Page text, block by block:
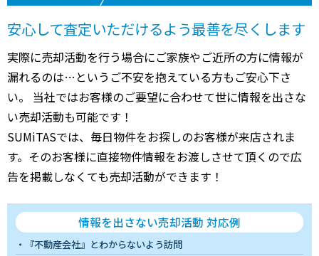
安心して査定いただけるよう最善を尽くします
実際に売却活動を行う場合にご家族やご近所の方に情報が
漏れるのは…というご不安を抱えている方もご安心下さ
い。 当社ではお客様のご要望に合わせて世に情報を出さな
い売却活動も可能です！
SUMiTASでは、毎日物件をお探しのお客様が来店されま
す。そのお客様に直接物件情報をお渡しさせて頂くので広
告を掲載しなくても売却活動ができます！
情報を出さない売却活動 対応例
『不動産会社』とわからないよう訪問